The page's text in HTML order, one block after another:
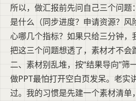
所以，做汇报前先问自己三个问题
是什么（同步进度？申请资源？风
心哪几个指标？如果只给三分钟，
把这三个问题想透了，素材才不会
二、素材别乱堆，按“结果导向”筛
做PPT最怕打开空白页发呆。老实
过。我的习惯是先建一个素材清单